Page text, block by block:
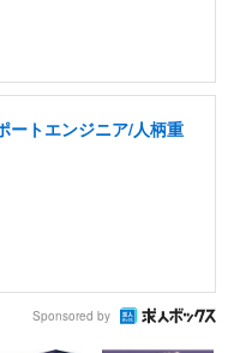
ートエンジニア/人柄重
Sponsored by